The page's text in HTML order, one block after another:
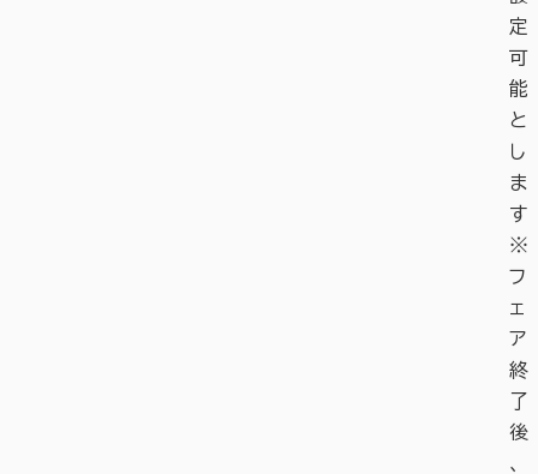
定
可
能
と
し
ま
す
※
フ
ェ
ア
終
了
後
、